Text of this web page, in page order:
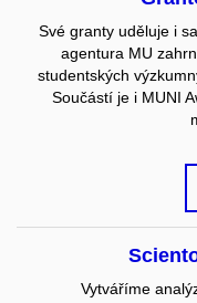
Své granty uděluje i
agentura MU
studentských
Součástí je i MUNI
Vytváříme